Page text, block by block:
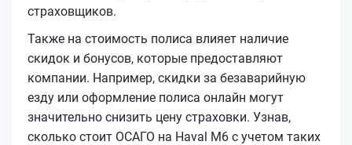
страховщиков.
Также на стоимость полиса влияет наличие
скидок и бонусов, которые предоставляют
компании. Например, скидки за безаварийную
езду или оформление полиса онлайн могут
значительно снизить цену страховки. Узнав,
сколько стоит ОСАГО на Haval M6 с учетом таких